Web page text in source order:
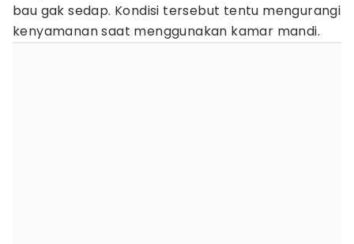
bau gak sedap. Kondisi tersebut tentu mengurangi
kenyamanan saat menggunakan kamar mandi.